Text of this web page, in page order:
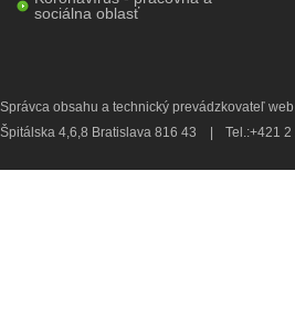
sociálna oblasť
Správca obsahu a technický prevádzkovateľ
Špitálska 4,6,8 Bratislava 816 43
Tel.:+421